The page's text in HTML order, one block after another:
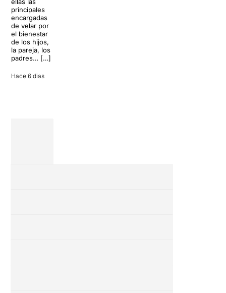
principales
encargadas
de velar por
el bienestar
de los hijos,
la pareja, los
padres… […]
Hace 6 dias